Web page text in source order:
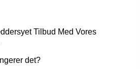
Tilbud Med Vores
det?